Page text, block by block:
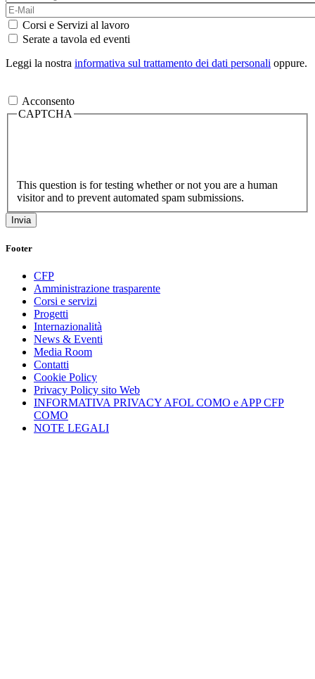
Corsi e Servizi al lavoro
Serate a tavola ed eventi
Leggi la nostra informativa sul trattamento dei dati personali oppure.
Acconsento
CAPTCHA
This question is for testing whether or not you are a human
visitor and to prevent automated spam submissions.
Footer
CFP
Amministrazione trasparente
Corsi e servizi
Progetti
Internazionalità
News & Eventi
Media Room
Contatti
Cookie Policy
Privacy Policy sito Web
INFORMATIVA PRIVACY AFOL COMO e APP CFP
COMO
NOTE LEGALI